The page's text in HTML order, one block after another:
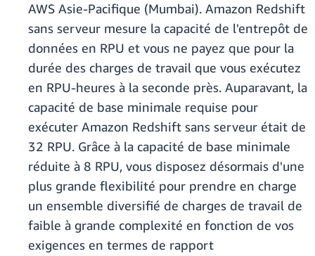
AWS Asie-Pacifique (Mumbai). Amazon Redshift
sans serveur mesure la capacité de l'entrepôt de
données en RPU et vous ne payez que pour la
durée des charges de travail que vous exécutez
en RPU-heures à la seconde près. Auparavant, la
capacité de base minimale requise pour
exécuter Amazon Redshift sans serveur était de
32 RPU. Grâce à la capacité de base minimale
réduite à 8 RPU, vous disposez désormais d'une
plus grande flexibilité pour prendre en charge
un ensemble diversifié de charges de travail de
faible à grande complexité en fonction de vos
exigences en termes de rapport